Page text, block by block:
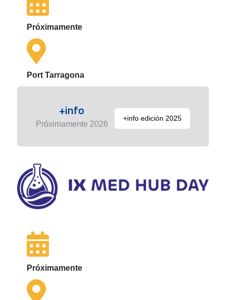
Próximamente
Port Tarragona
+info
Próximamente 2026
+info edición 2025
Próximamente